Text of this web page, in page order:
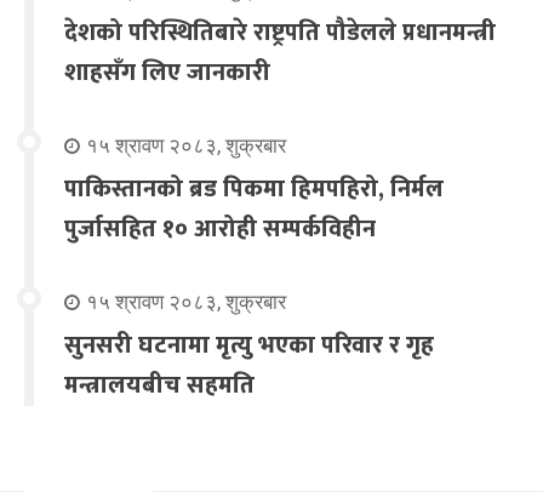
देशको परिस्थितिबारे राष्ट्रपति पौडेलले प्रधानमन्त्री
शाहसँग लिए जानकारी
१५ श्रावण २०८३, शुक्रबार
पाकिस्तानको ब्रड पिकमा हिमपहिरो, निर्मल
पुर्जासहित १० आरोही सम्पर्कविहीन
१५ श्रावण २०८३, शुक्रबार
सुनसरी घटनामा मृत्यु भएका परिवार र गृह
मन्त्रालयबीच सहमति